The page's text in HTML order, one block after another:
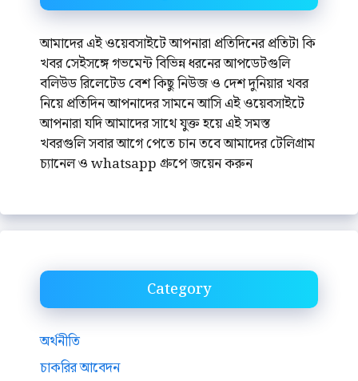
আমাদের এই ওয়েবসাইটে আপনারা প্রতিদিনের প্রতিটা কি
খবর সেইসঙ্গে গভমেন্ট বিভিন্ন ধরনের আপডেটগুলি
বলিউড রিলেটেড বেশ কিছু নিউজ ও দেশ দুনিয়ার খবর
নিয়ে প্রতিদিন আপনাদের সামনে আসি এই ওয়েবসাইটে
আপনারা যদি আমাদের সাথে যুক্ত হয়ে এই সমস্ত
খবরগুলি সবার আগে পেতে চান তবে আমাদের টেলিগ্রাম
চ্যানেল ও whatsapp গ্রুপে জয়েন করুন
Category
অর্থনীতি
চাকরির আবেদন